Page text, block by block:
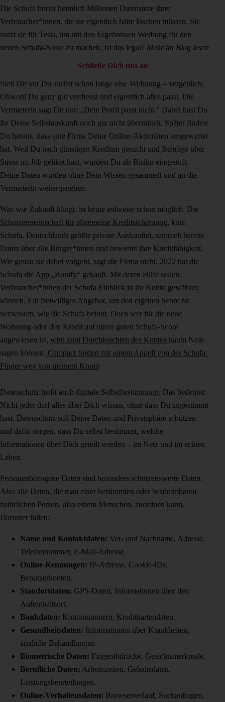
Die Schufa hortet heimlich Millionen Datensätze ihrer
Verbraucher*innen, die sie eigentlich hätte löschen müssen. Sie
nutzt sie für Tests, um mit den Ergebnissen Werbung für den
neuen Schufa-Score zu machen. Ist das legal? Mehr im Blog lesen
Schließe Dich uns an
Stell Dir vor Du suchst schon lange eine Wohnung – vergeblich.
Obwohl Du ganz gut verdienst und eigentlich alles passt. Die
Vermieterin sagt Dir nur: „Dein Profil passt nicht.“ Dabei hast Du
ihr Deine Selbstauskunft noch gar nicht übermittelt. Später findest
Du heraus, dass eine Firma Deine Online-Aktivitäten ausgewertet
hat. Weil Du nach günstigen Krediten gesucht und Beiträge über
Stress im Job geliket hast, wurdest Du als Risiko eingestuft.
Deine Daten wurden ohne Dein Wissen gesammelt und an die
Vermieterin weitergegeben.
Was wie Zukunft klingt, ist heute teilweise schon möglich. Die
Schutzgemeinschaft für allgemeine Kreditsicherunng, kurz
Schufa, Deutschlands größte private Auskunftei, sammelt bereits
Daten über alle Bürger*innen und bewertet ihre Kreditfähigkeit.
Wie genau sie dabei vorgeht, sagt die Firma nicht. 2022 hat die
Schufa die App „Bonify“ gekauft. Mit deren Hilfe sollen
Verbraucher*innen der Schufa Einblick in ihr Konto gewähren
können. Ein freiwilliges Angebot, um den eigenen Score zu
verbessern, wie die Schufa betont. Doch wer für die neue
Wohnung oder den Kredit auf einen guten Schufa-Score
angewiesen ist, wird zum Durchleuchten des Kontos kaum Nein
sagen können. Campact fordert mit einem Appell von der Schufa:
Finger weg von meinem Konto
Datenschutz heißt auch digitale Selbstbestimmung. Das bedeutet:
Nicht jeder darf alles über Dich wissen, ohne dass Du zugestimmt
hast. Datenschutz soll Deine Daten und Privatsphäre schützen
und dafür sorgen, dass Du selbst bestimmst, welche
Informationen über Dich geteilt werden – im Netz und im echten
Leben.
Personenbezogene Daten sind besonders schützenswerte Daten.
Also alle Daten, die man einer bestimmten oder bestimmbaren
natürlichen Person, also einem Menschen, zuordnen kann.
Darunter fallen:
Name und Kontaktdaten: Vor- und Nachname, Adresse,
Telefonnummer, E-Mail-Adresse.
Online-Kennungen: IP-Adresse, Cookie-IDs,
Benutzerkonten.
Standortdaten: GPS-Daten, Informationen über den
Aufenthaltsort.
Bankdaten: Kontonummern, Kreditkartendaten.
Gesundheitsdaten: Informationen über Krankheiten,
ärztliche Behandlungen.
Biometrische Daten: Fingerabdrücke, Gesichtsmerkmale.
Berufliche Daten: Arbeitszeiten, Gehaltsdaten,
Leistungsbeurteilungen.
Online-Verhaltensdaten: Browserverlauf, Suchanfragen,